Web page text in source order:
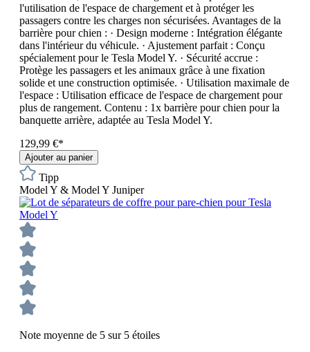
l'utilisation de l'espace de chargement et à protéger les
passagers contre les charges non sécurisées. Avantages de la
barrière pour chien : · Design moderne : Intégration élégante
dans l'intérieur du véhicule. · Ajustement parfait : Conçu
spécialement pour le Tesla Model Y. · Sécurité accrue :
Protège les passagers et les animaux grâce à une fixation
solide et une construction optimisée. · Utilisation maximale de
l'espace : Utilisation efficace de l'espace de chargement pour
plus de rangement. Contenu : 1x barrière pour chien pour la
banquette arrière, adaptée au Tesla Model Y.
129,99 €*
Ajouter au panier
Tipp
Model Y & Model Y Juniper
Note moyenne de 5 sur 5 étoiles